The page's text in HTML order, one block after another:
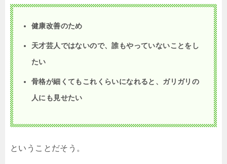
健康改善のため
天才芸人ではないので、誰もやっていないことをし
たい
骨格が細くてもこれくらいになれると、ガリガリの
人にも見せたい
ということだそう。